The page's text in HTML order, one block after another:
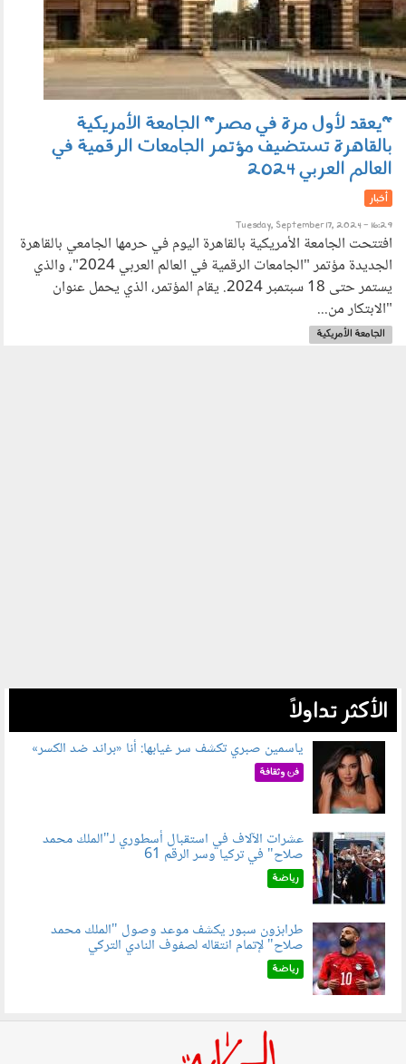
"يعقد لأول مرة في مصر" الجامعة الأمريكية
بالقاهرة تستضيف مؤتمر الجامعات الرقمية في
العالم العربي 2024
أخبار
Tuesday, September 17, 2024 - 16:29
افتتحت الجامعة الأمريكية بالقاهرة اليوم في حرمها الجامعي بالقاهرة
الجديدة مؤتمر "الجامعات الرقمية في العالم العربي 2024"، والذي
يستمر حتى 18 سبتمبر 2024. يقام المؤتمر، الذي يحمل عنوان
"الابتكار من...
الجامعة الأمريكية
الأكثر تداولاً
050802.jpg
ياسمين صبري تكشف سر غيابها: أنا «براند ضد الكسر»
فن وثقافة
050803.jpg
عشرات الآلاف في استقبال أسطوري لـ"الملك محمد
صلاح" في تركيا وسر الرقم 61
رياضة
050801.jpg
طرابزون سبور يكشف موعد وصول "الملك محمد
صلاح" لإتمام انتقاله لصفوف النادي التركي
رياضة